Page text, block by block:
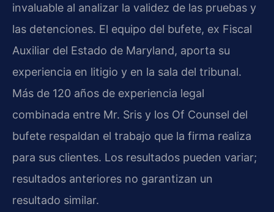
invaluable al analizar la validez de las pruebas y
las detenciones. El equipo del bufete, ex Fiscal
Auxiliar del Estado de Maryland, aporta su
experiencia en litigio y en la sala del tribunal.
Más de 120 años de experiencia legal
combinada entre Mr. Sris y los Of Counsel del
bufete respaldan el trabajo que la firma realiza
para sus clientes. Los resultados pueden variar;
resultados anteriores no garantizan un
resultado similar.